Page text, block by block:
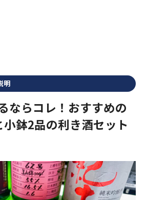
明
ならコレ！おすすめの
鉢2品の利き酒セット